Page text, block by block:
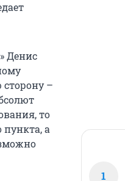
Денис
сторону –
то
пункта, а
1